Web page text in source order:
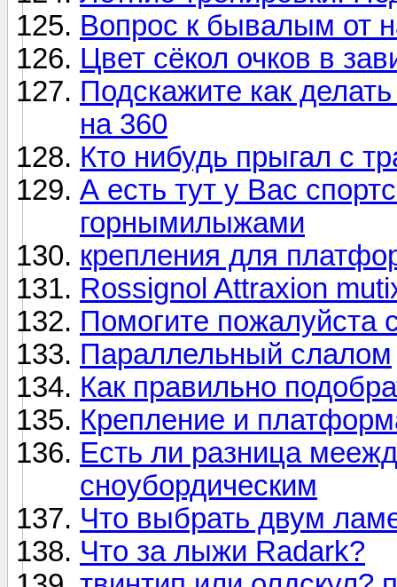
Вопрос к бывалым от
Цвет сёкол очков в
Подскажите как
на 360
Кто нибудь прыгал с
А есть тут у Вас
горнымилыжами
крепления для
Rossignol Attraxion
Помогите
Параллельный слалом
Как правильно
Крепление и
Есть ли разница
сноубордическим
Что выбрать двум
Что за лыжи Radark?